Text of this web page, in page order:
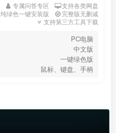
专属问答专区
支持各类网盘
纯绿色一键安装版
完整版无删减
支持第三方工具下载
PC电脑
中文版
一键绿色版
鼠标、键盘、手柄